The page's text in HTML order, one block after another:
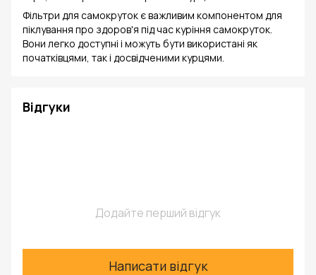
Фільтри для самокруток є важливим компонентом для
піклування про здоров'я під час куріння самокруток.
Вони легко доступні і можуть бути використані як
початківцями, так і досвідченими курцями.
Відгуки
Додайте перший відгук
Написати відгук